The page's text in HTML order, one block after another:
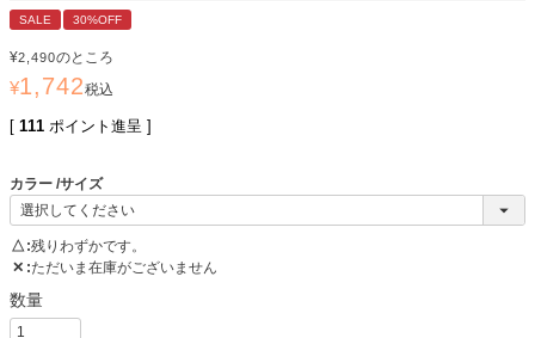
SALE 30%OFF
¥2,490のところ
¥1,742税込
[ 111 ポイント進呈 ]
カラー サイズ
△ 残りわずかです。
✕ ただいま在庫がございません